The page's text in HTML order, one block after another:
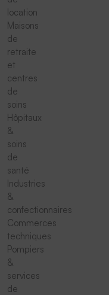
location
Maisons
de
retraite
et
centres
de
soins
Hôpitaux
&
soins
de
santé
Industries
&
confectionnaires
Commerces
techniques
Pompiers
&
services
de